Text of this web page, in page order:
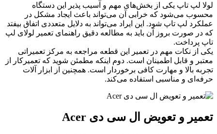
لولا لپ‌ تاپ یکی از بخش‌های مهم و آسیب پذیر این دستگاه
محسوب می‌شود که خرابی آن می‌تواند باعث ایجاد مشکل در
عملکرد لپ تاپ شود. این ایراد می‌تواند به دلایل متعددی اتفاق بیفتد
که در صورت بروز آن باید به مطالعه دقیق راهنمای تعمیر لولای لپ‌
تاپ پرداخت.
یکی از نکات مهم در تعمیر این قطعه مراجعه به مرکز تعمیراتی
معتبر و قابل اطمینان است. دوم اینکه مطمئن شوید که تعمیرکار از
تجربه بالا و مهارت کافی برخوردار است. همچنین از ابزار آلات
حرفه‌ای و مناسبی استفاده می‌کند.
تعمیر و تعویض ال سی دی Acer